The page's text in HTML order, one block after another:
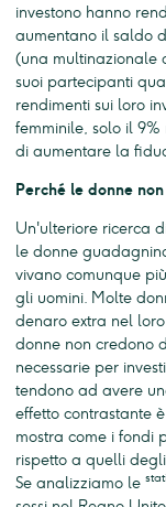
investono hanno
aumentano il saldo
(una multinazionale
suoi partecipanti
rendimenti sui loro
femminile, solo il
di aumentare la
Perché le donne
Un'ulteriore ricerca
le donne
vivano comunque
gli uomini. Molte
denaro extra nel
donne non credono
necessarie per
tendono ad avere
effetto contrastante
mostra come i fondi
rispetto a quelli
Se analizziamo le